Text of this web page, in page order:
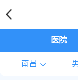
医院
南昌